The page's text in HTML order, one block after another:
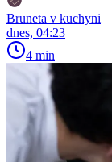
Bruneta v kuchyni
dnes, 04:23
4 min